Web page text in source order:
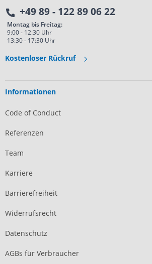
+49 89 - 122 89 06 22
Montag bis Freitag:
9:00 - 12:30 Uhr
13:30 - 17:30 Uhr
Kostenloser Rückruf
Informationen
Code of Conduct
Referenzen
Team
Karriere
Barrierefreiheit
Widerrufsrecht
Datenschutz
AGBs für Verbraucher